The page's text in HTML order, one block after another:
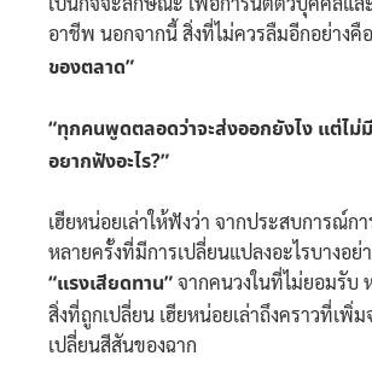
อาชีพ นอกจากนี้ สิ่งที่ไม่ควรลืมอีกอย่างคือ
ของตลาด”
“ทุกคนพูดตลอดว่าจะส่งออกยังไง แต่ไม่
อยากฟังอะไร?”
เฮียหน่อยเล่าให้ฟังว่า จากประสบการณ์ก
หลายครั้งที่มีการเปลี่ยนแปลงอะไรบางอย่
“แรงเสียดทาน”จากคนวงในที่ไม่ยอมรับ
สิ่งที่ถูกเปลี่ยน เฮียหน่อยเล่าถึงคราวที่เพิ่ม
เปลี่ยนสีสันของฉาก